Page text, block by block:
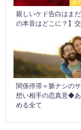
あ
親しいケド告白はま
の本音はどこに？】
関係停滞＝脈ナシの
想い相手の恋真意◆
める全て